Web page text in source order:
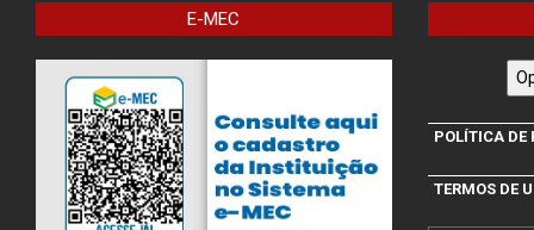
E-MEC
POLÍTICA DE
TERMOS DE